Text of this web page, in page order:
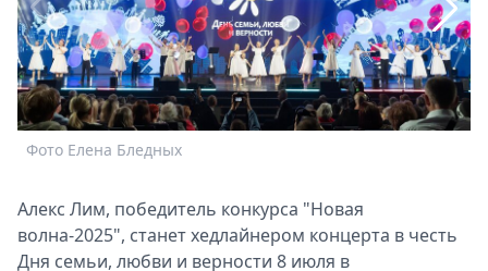
Выборы
2026
Скачай
Metro
Фото Елена Бледных
Алекс Лим, победитель конкурса "Новая
волна-2025", станет хедлайнером концерта в честь
Дня семьи, любви и верности 8 июля в